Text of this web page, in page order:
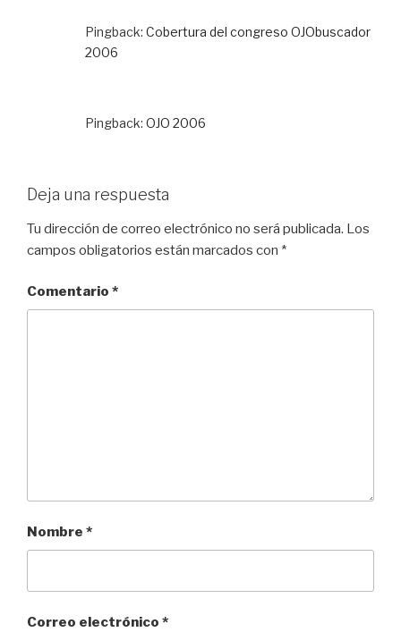
Pingback: Cobertura del congreso OJObuscador
2006
Pingback: OJO 2006
Deja una respuesta
Tu dirección de correo electrónico no será publicada. Los
campos obligatorios están marcados con *
Comentario *
Nombre *
Correo electrónico *